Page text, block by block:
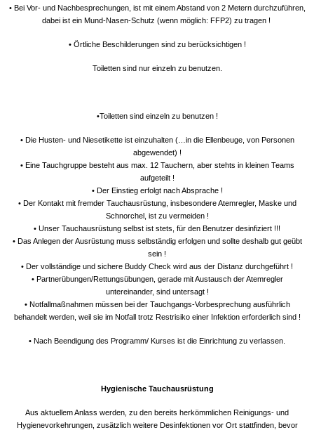
• Bei Vor- und Nachbesprechungen, ist mit einem Abstand von 2 Metern durchzuführen,
dabei ist ein Mund-Nasen-Schutz (wenn möglich: FFP2) zu tragen !
• Örtliche Beschilderungen sind zu berücksichtigen !
Toiletten sind nur einzeln zu benutzen.
•Toiletten sind einzeln zu benutzen !
• Die Husten- und Niesetikette ist einzuhalten (…in die Ellenbeuge, von Personen
abgewendet) !
• Eine Tauchgruppe besteht aus max. 12 Tauchern, aber stehts in kleinen Teams
aufgeteilt !
• Der Einstieg erfolgt nach Absprache !
• Der Kontakt mit fremder Tauchausrüstung, insbesondere Atemregler, Maske und
Schnorchel, ist zu vermeiden !
• Unser Tauchausrüstung selbst ist stets, für den Benutzer desinfiziert !!!
• Das Anlegen der Ausrüstung muss selbständig erfolgen und sollte deshalb gut geübt
sein !
• Der vollständige und sichere Buddy Check wird aus der Distanz durchgeführt !
• Partnerübungen/Rettungsübungen, gerade mit Austausch der Atemregler
untereinander, sind untersagt !
• Notfallmaßnahmen müssen bei der Tauchgangs-Vorbesprechung ausführlich
behandelt werden, weil sie im Notfall trotz Restrisiko einer Infektion erforderlich sind !
• Nach Beendigung des Programm/ Kurses ist die Einrichtung zu verlassen.
Hygienische Tauchausrüstung
Aus aktuellem Anlass werden, zu den bereits herkömmlichen Reinigungs- und
Hygienevorkehrungen, zusätzlich weitere Desinfektionen vor Ort stattfinden, bevor